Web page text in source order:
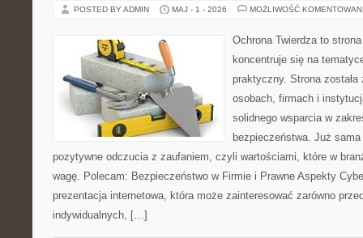
POSTED BY ADMIN MAJ - 1 - 2026 MOŻLIWOŚĆ
Ochrona Twierdza to
koncentruje się na
praktyczny. Strona
osobach, firmach i
solidnego wsparcia w
bezpieczeństwa. Już
pozytywne odczucia z zaufaniem, czyli wartościami, które w
wagę. Polecam: Bezpieczeństwo w Firmie i Prawne Aspekty
prezentacja internetowa, która może zainteresować zarówno
indywidualnych, […]